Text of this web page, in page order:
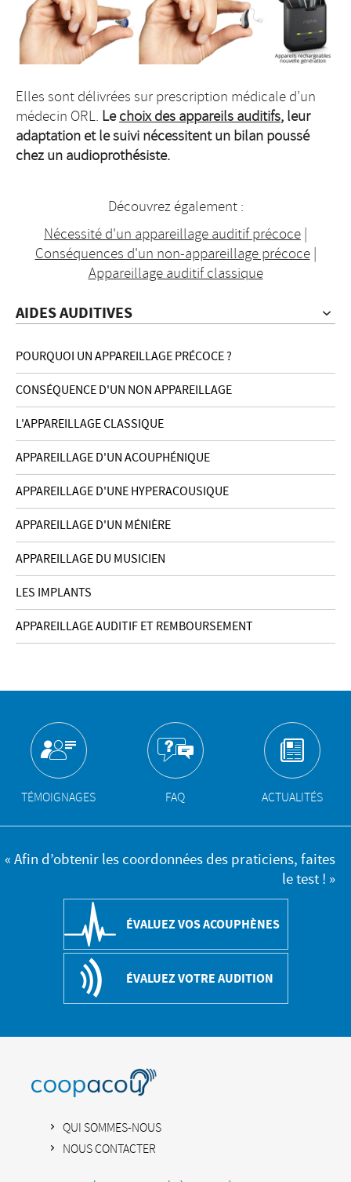
AIDES AUDITIVES
POURQUOI UN APPAREILLAGE PRÉCOCE ?
CONSÉQUENCE D'UN NON APPAREILLAGE
L'APPAREILLAGE CLASSIQUE
APPAREILLAGE D'UN ACOUPHÉNIQUE
APPAREILLAGE D'UNE HYPERACOUSIQUE
APPAREILLAGE D'UN MÉNIÈRE
APPAREILLAGE DU MUSICIEN
LES IMPLANTS
APPAREILLAGE AUDITIF ET REMBOURSEMENT
Elles sont délivrées sur prescription médicale d’un
médecin ORL. Lechoix des appareils auditifs, leur
adaptation et le suivi nécessitent un bilan poussé
chez un audioprothésiste.
Découvrez également :
Nécessité d'un appareillage auditif précoce|
Conséquences d'un non-appareillage précoce|
Appareillage auditif classique
TÉMOIGNAGES FAQ ACTUALITÉS
« Afin d’obtenir les coordonnées des praticiens, faites
le test ! »
ÉVALUEZ VOS ACOUPHÈNES
ÉVALUEZ VOTRE AUDITION
QUI SOMMES-NOUS
NOUS CONTACTER